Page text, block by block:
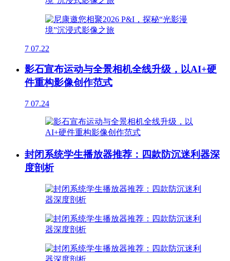
7 07.22
影石宣布运动与全景相机全线升级，以AI+硬
件重构影像创作范式
7 07.24
封闭系统学生播放器推荐：四款防沉迷利器深
度剖析